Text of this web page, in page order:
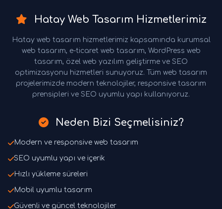
Hatay Web Tasarım Hizmetlerimiz
Hatay web tasarım hizmetlerimiz kapsamında kurumsal
web tasarım, e-ticaret web tasarım, WordPress web
tasarım, özel web yazılım geliştirme ve SEO
optimizasyonu hizmetleri sunuyoruz. Tüm web tasarım
projelerimizde modern teknolojiler, responsive tasarım
prensipleri ve SEO uyumlu yapı kullanıyoruz.
Neden Bizi Seçmelisiniz?
Modern ve responsive web tasarım
SEO uyumlu yapı ve içerik
Hızlı yükleme süreleri
Mobil uyumlu tasarım
Güvenli ve güncel teknolojiler